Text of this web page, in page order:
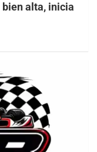
bien alta, inicia